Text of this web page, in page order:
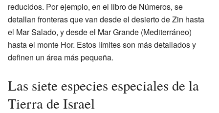
reducidos. Por ejemplo, en el libro de Números, se
detallan fronteras que van desde el desierto de Zin hasta
el Mar Salado, y desde el Mar Grande (Mediterráneo)
hasta el monte Hor. Estos límites son más detallados y
definen un área más pequeña.
Las siete especies especiales de la
Tierra de Israel